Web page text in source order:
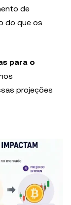
de
do que os
para o
projeções